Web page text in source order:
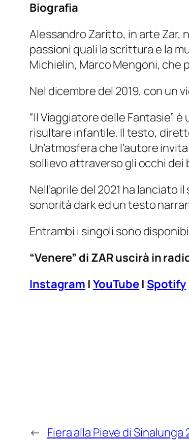
Biografia
Alessandro Zaritto, in arte Zar,
passioni quali la scrittura e la
Michielin, Marco Mengoni, che
Nel dicembre del 2019, con un
“Il Viaggiatore delle Fantasie”
risultare infantile. Il testo,
Un’atmosfera che l’autore
sollievo attraverso gli occhi dei
Nell’aprile del 2021 ha lanciato
sonorità dark ed un testo
Entrambi i singoli sono
“Venere” di ZARuscirà in
Instagram | YouTube | Spotify
← Fiera alla Pieve di